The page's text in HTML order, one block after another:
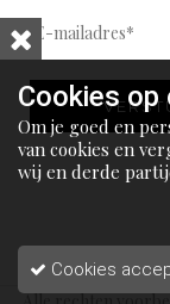
E
-
m
a
i
l
d
r
Cookies op
Om je goed en
van cookies en
wij en derde
Cookies